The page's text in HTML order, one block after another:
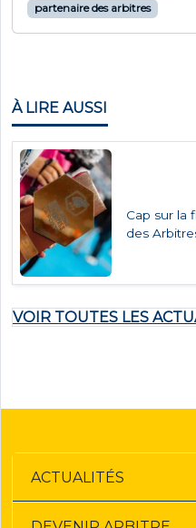
partenaire des arbitres
À LIRE AUSSI
Cap sur la
des
VOIR TOUTES LES
ACTUALITÉS